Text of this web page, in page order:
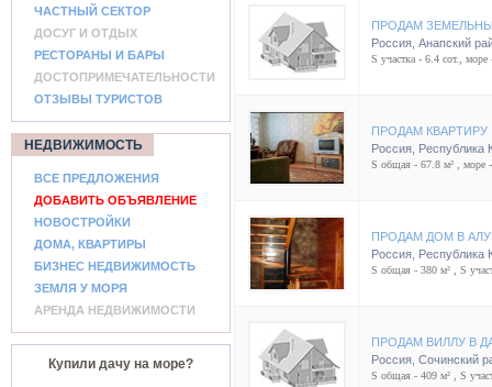
ЧАСТНЫЙ СЕКТОР
ДОСУГ И ОТДЫХ
РЕСТОРАНЫ И БАРЫ
ДОСТОПРИМЕЧАТЕЛЬНОСТИ
ОТЗЫВЫ ТУРИСТОВ
НЕДВИЖИМОСТЬ
ВСЕ ПРЕДЛОЖЕНИЯ
ДОБАВИТЬ ОБЪЯВЛЕНИЕ
НОВОСТРОЙКИ
ДОМА, КВАРТИРЫ
БИЗНЕС НЕДВИЖИМОСТЬ
ЗЕМЛЯ У МОРЯ
АРЕНДА НЕДВИЖИМОСТИ
Купили дачу на море?
ПРОДАМ
Россия Анапский
S участка - 6.4 сот.,
ПРОДАМ КВАРТИРУ
Россия Республика
S общая - 67.8 м² , море
ПРОДАМ ДОМ В
Россия Республика
S общая - 380 м² , S
ПРОДАМ ВИЛЛУ В
Россия Сочинский
S общая - 409 м² , S